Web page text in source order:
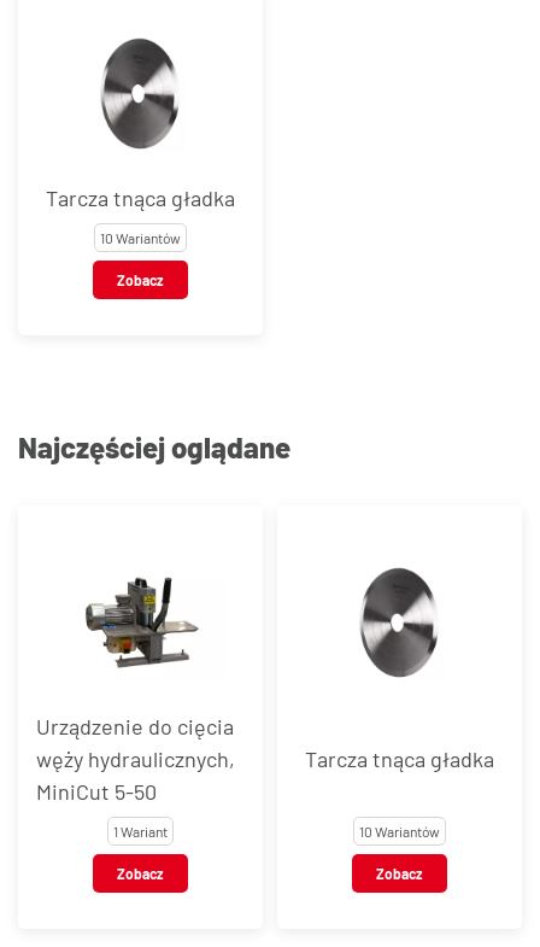
Tarcza tnąca gładka
10 Wariantów
Zobacz
Najczęściej oglądane
Urządzenie do cięcia
węży hydraulicznych,
MiniCut 5-50
1 Wariant
Zobacz
Tarcza tnąca gładka
10 Wariantów
Zobacz